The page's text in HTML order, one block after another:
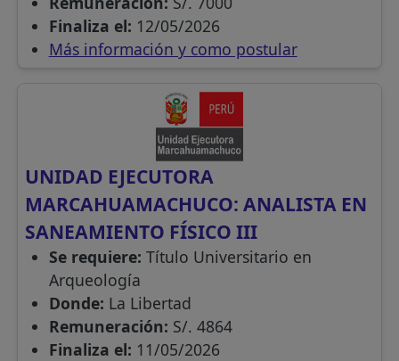
Finaliza el: 12/05/2026
Más información y como postular
UNIDAD EJECUTORA
MARCAHUAMACHUCO: ANALISTA EN
SANEAMIENTO FÍSICO III
Se requiere: Título Universitario en
Arqueología
Donde: La Libertad
Remuneración: S/. 4864
Finaliza el: 11/05/2026